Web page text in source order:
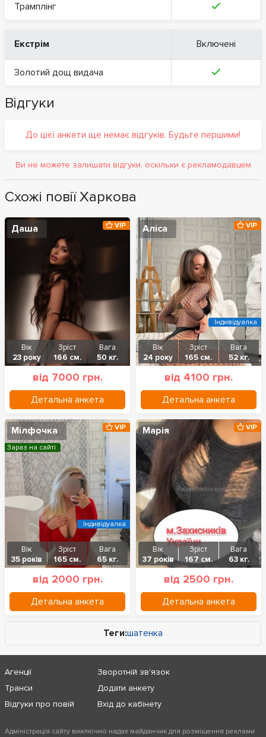
Трамплінг
Екстрім Включені
Золотий дощ видача
Відгуки
До цієї анкети ще немає відгуків. Будьте першими!
Ви не можете залишати відгуки, оскільки є рекламодавцем
Схожі повії Харкова
Даша
Вік
23 року
Зріст
166 см.
Вага
50 кг.
від 7000 грн.
Детальна анкета
VIP Аліса
Вік
24 року
Зріст
165 см.
Вага
52 кг.
від 4100 грн.
Детальна анкета
VIP
Індивідуалка
Мілфочка
Вік
35 років
Зріст
165 см.
Вага
65 кг.
від 2000 грн.
Детальна анкета
VIP
Зараз на сайті
Індивідуалка
Марія
Вік
37 років
Зріст
167 см.
Вага
63 кг.
від 2500 грн.
Детальна анкета
VIP
Теги:шатенка
Агенції
Транси
Відгуки про повій
Зворотній зв'язок
Додати анкету
Вхід до кабінету
Адміністрація сайту виключно надає майданчик для розміщення реклами